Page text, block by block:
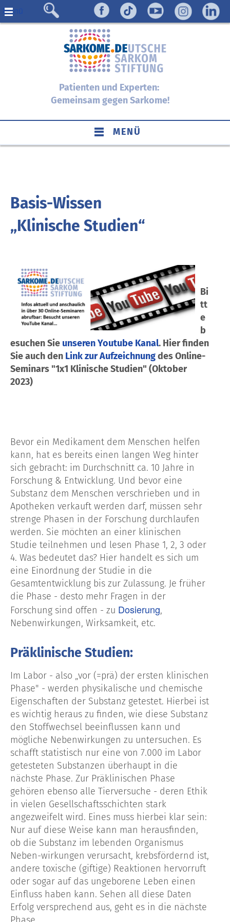
Menü
Patienten und Experten:
Gemeinsam gegen Sarkome!
MENÜ
Basis-Wissen
„Klinische Studien“
Bi
tt
e
b
esuchen Sie unseren Youtube Kanal. Hier finden
Sie auch den Link zur Aufzeichnungdes Online-
Seminars "1x1 Klinische Studien" (Oktober
2023)
Bevor ein Medikament dem Menschen helfen
kann, hat es bereits einen langen Weg hinter
sich gebracht: im Durchschnitt ca. 10 Jahre in
Forschung & Entwicklung. Und bevor eine
Substanz dem Menschen verschrieben und in
Apotheken verkauft werden darf, müssen sehr
strenge Phasen in der Forschung durchlaufen
werden. Sie möchten an einer klinischen
Studie teilnehmen und lesen Phase 1, 2, 3 oder
4. Was bedeutet das? Hier handelt es sich um
eine Einordnung der Studie in die
Gesamtentwicklung bis zur Zulassung. Je früher
die Phase - desto mehr Fragen in der
Forschung sind offen - zu Dosierung,
Nebenwirkungen, Wirksamkeit, etc.
Präklinische Studien:
Im Labor - also „vor (=prä) der ersten klinischen
Phase" - werden physikalische und chemische
Eigenschaften der Substanz getestet. Hierbei ist
es wichtig heraus zu finden, wie diese Substanz
den Stoffwechsel beeinflussen kann und
mögliche Nebenwirkungen zu untersuchen. Es
schafft statistisch nur eine von 7.000 im Labor
getesteten Substanzen überhaupt in die
nächste Phase. Zur Präklinischen Phase
gehören ebenso alle Tierversuche - deren Ethik
in vielen Gesellschaftsschichten stark
angezweifelt wird. Eines muss hierbei klar sein:
Nur auf diese Weise kann man herausfinden,
ob die Substanz im lebenden Organismus
Neben-wirkungen verursacht, krebsfördernd ist,
andere toxische (giftige) Reaktionen hervorruft
oder sogar auf das ungeborene Leben einen
Einfluss haben kann. Sehen all diese Daten
Erfolg versprechend aus, geht es in die nächste